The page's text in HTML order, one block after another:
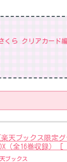
くら クリアカード編
楽天ブックス限定
（全16巻収録） [
ブックス